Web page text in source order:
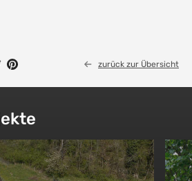
teilenteilen
Twitter teilen
Auf Pinterest teilenzurück zur Übersicht